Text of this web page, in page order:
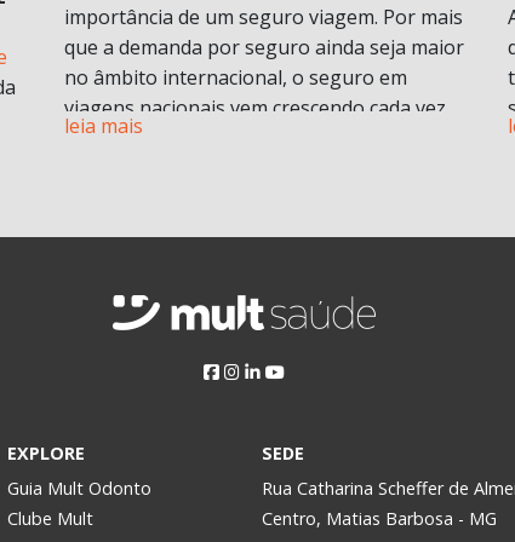
importância de um seguro viagem. Por mais
que a demanda por seguro ainda seja maior
no âmbito internacional, o seguro em
viagens nacionais vem crescendo cada vez
mais por procura de informações.
O que é seguro viagem?
Esse modelo de seguro normalmente cobre
Isso engloba despesas médicas e
contratempos com a própria viagem.
Pode ser contratado para viagens nacionais
leia mais
EXPLORE
Guia Mult Odonto
Clube Mult
SEDE
Rua Catharina Scheffer de
Centro, Matias Barbosa - MG